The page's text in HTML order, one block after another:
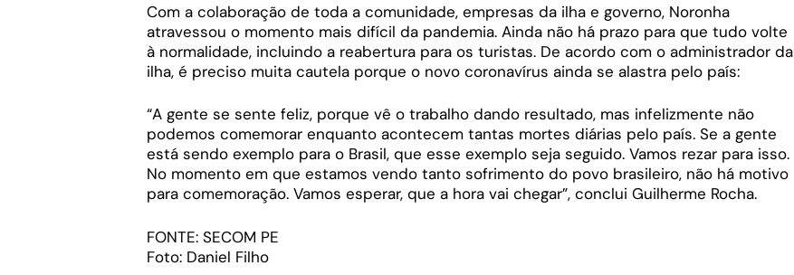
Com a colaboração de toda a comunidade, empresas da ilha e governo, Noronha
atravessou o momento mais difícil da pandemia. Ainda não há prazo para que tudo volte
à normalidade, incluindo a reabertura para os turistas. De acordo com o administrador da
ilha, é preciso muita cautela porque o novo coronavírus ainda se alastra pelo país:
“A gente se sente feliz, porque vê o trabalho dando resultado, mas infelizmente não
podemos comemorar enquanto acontecem tantas mortes diárias pelo país. Se a gente
está sendo exemplo para o Brasil, que esse exemplo seja seguido. Vamos rezar para isso.
No momento em que estamos vendo tanto sofrimento do povo brasileiro, não há motivo
para comemoração. Vamos esperar, que a hora vai chegar”, conclui Guilherme Rocha.
FONTE: SECOM PE
Foto: Daniel Filho